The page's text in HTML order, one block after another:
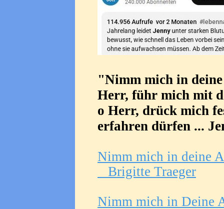
"Nimm mich in
Herr, führ mich mit
o Herr, drückmich
erfahren dürfen ...
Nimm mich in deine
Brigitte Traeger
Nimm mich in Deine